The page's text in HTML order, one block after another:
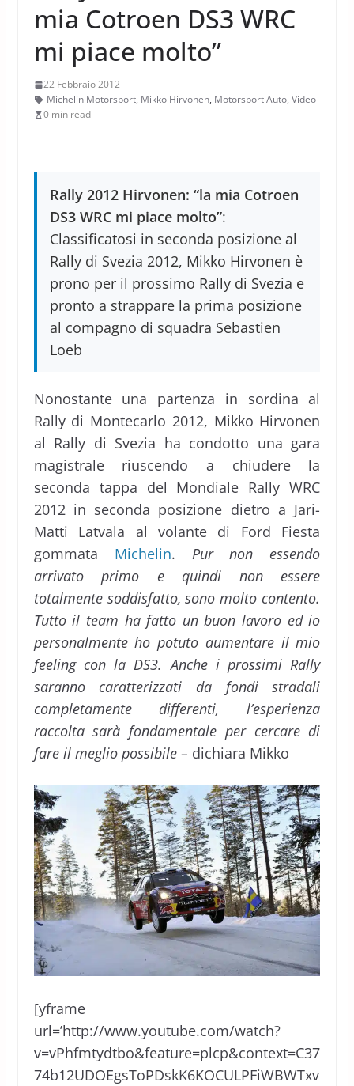
mia Cotroen DS3 WRC
mi piace molto”
22 Febbraio 2012
Michelin Motorsport, Mikko Hirvonen, Motorsport Auto, Video
0 min read
Rally 2012 Hirvonen: “la mia Cotroen
DS3 WRC mi piace molto”:
Classificatosi in seconda posizione al
Rally di Svezia 2012, Mikko Hirvonen è
prono per il prossimo Rally di Svezia e
pronto a strappare la prima posizione
al compagno di squadra Sebastien
Loeb
Nonostante una partenza in sordina al
Rally di Montecarlo 2012, Mikko Hirvonen
al Rally di Svezia ha condotto una gara
magistrale riuscendo a chiudere la
seconda tappa del Mondiale Rally WRC
2012 in seconda posizione dietro a Jari-
Matti Latvala al volante di Ford Fiesta
gommata Michelin. Pur non essendo
arrivato primo e quindi non essere
totalmente soddisfatto, sono molto contento.
Tutto il team ha fatto un buon lavoro ed io
personalmente ho potuto aumentare il mio
feeling con la DS3. Anche i prossimi Rally
saranno caratterizzati da fondi stradali
completamente differenti, l’esperienza
raccolta sarà fondamentale per cercare di
fare il meglio possibile – dichiara Mikko
[yframe
url=’http://www.youtube.com/watch?
v=vPhfmtydtbo&feature=plcp&context=C37
74b12UDOEgsToPDskK6KOCULPFiWBWTxv